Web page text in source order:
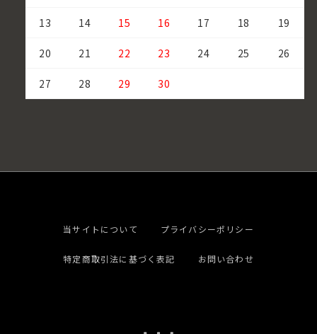
13 14 15 16 17 18 19
20 21 22 23 24 25 26
27 28 29 30
当サイトについて プライバシーポリシー
特定商取引法に基づく表記 お問い合わせ